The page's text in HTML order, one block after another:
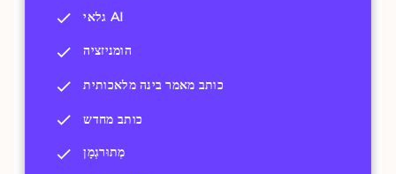
גלאי AI
הומניזציה
כותב מאמר בינה מלאכותית
כותב מחדש
מְתוּרגְמָן